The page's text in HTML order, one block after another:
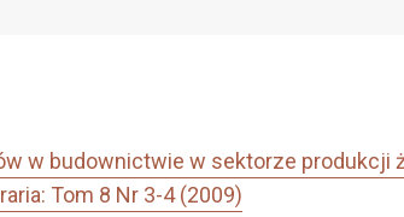
w budownictwie w sektorze produkcji
Tom 8 Nr 3-4 (2009)